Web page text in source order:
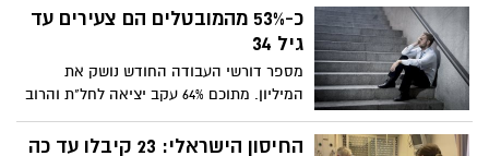
למספר אזורים. "עמלנו קשה וחשבנו רבות
כיצד להגדיל את מספר המיטות במרכז
מנכ"ל המרכז הרפואי שערי צדק, פרופ' עופר
מרין
כ-53% מהמובטלים הם צעירים עד
גיל 34
מספר דורשי העבודה החודש נושק את
המיליון. מתוכם 64% עקב יציאה לחל"ת והרוב
המוחלט צעירים
החיסון הישראלי: 23 קיבלו עד כה